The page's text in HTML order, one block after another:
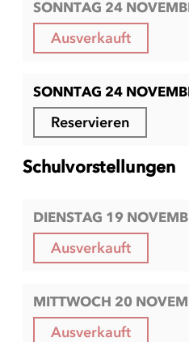
SONNTAG 24
Ausverkauft
SONNTAG 24
Reservieren
Schulvorstellungen
DIENSTAG 19
Ausverkauft
MITTWOCH 20
Ausverkauft